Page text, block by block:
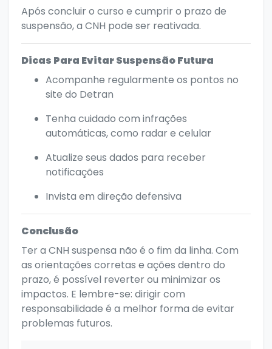
Após concluir o curso e cumprir o prazo de
suspensão, a CNH pode ser reativada.
Dicas Para Evitar Suspensão Futura
Acompanhe regularmente os pontos no
site do Detran
Tenha cuidado com infrações
automáticas, como radar e celular
Atualize seus dados para receber
notificações
Invista em direção defensiva
Conclusão
Ter a CNH suspensa não é o fim da linha. Com
as orientações corretas e ações dentro do
prazo, é possível reverter ou minimizar os
impactos. E lembre-se: dirigir com
responsabilidade é a melhor forma de evitar
problemas futuros.